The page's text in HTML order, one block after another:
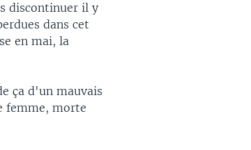
discontinuer il y
dans cet
en mai, la
ça d'un mauvais
femme, morte